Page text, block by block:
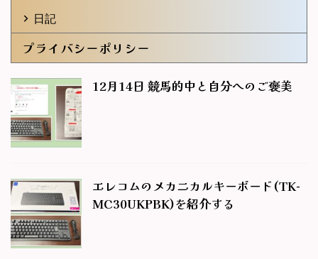
日記
プライバシーポリシー
12月14日 競馬的中と自分へのご褒美
エレコムのメカニカルキーボード(TK-
MC30UKPBK)を紹介する